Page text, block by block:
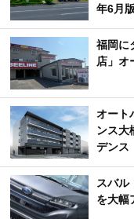
年6月版
福岡に
店」
オート
ンス大
デンス
スバ
を大幅